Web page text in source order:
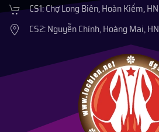
CS1: Chợ Long Biên, Hoàn Kiếm, HN
CS2: Nguyễn Chính, Hoàng Mai, HN